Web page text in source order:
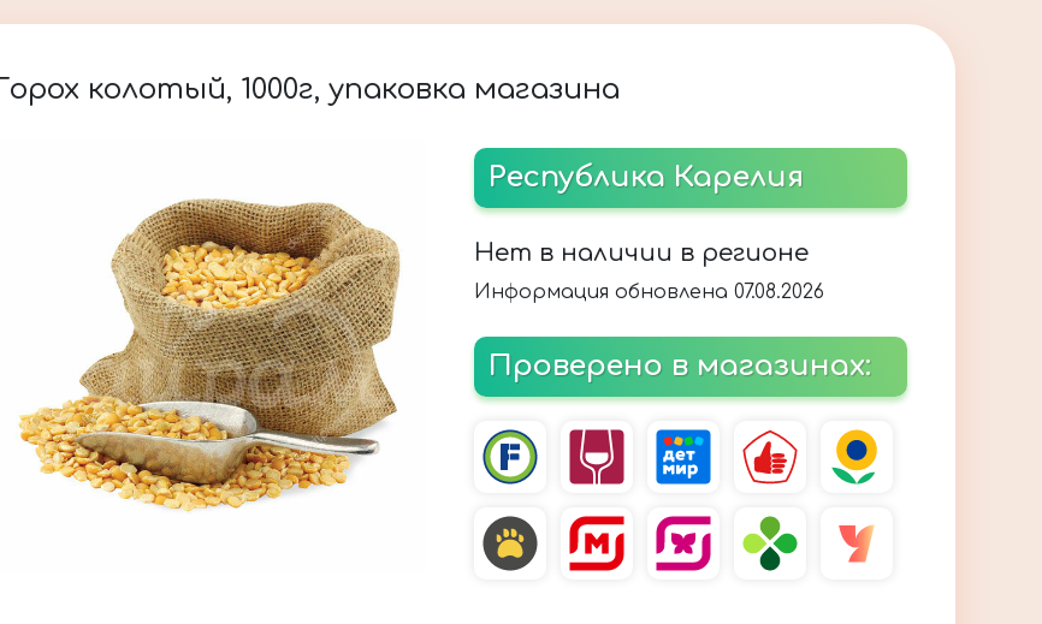
колотый, 1000г, упаковка магазина
Республика Карелия
Нет в наличии в регионе
Информация обновлена 07.08.2026
Проверено в магазинах: